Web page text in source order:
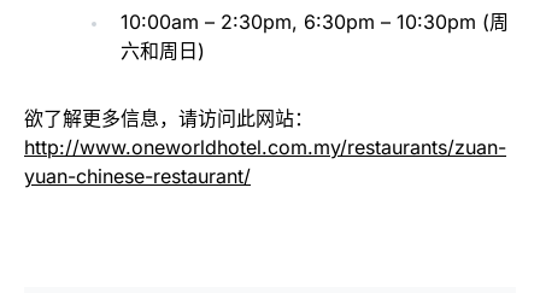
10:00am – 2:30pm, 6:30pm – 10:30pm (周
六和周日)
欲了解更多信息，请访问此网站：
http://www.oneworldhotel.com.my/restaurants/zuan-
yuan-chinese-restaurant/